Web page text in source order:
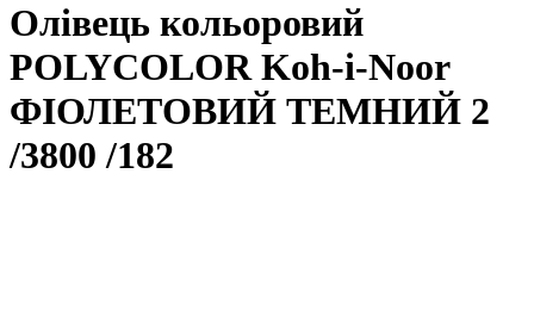
Олівець кольоровий
POLYCOLOR Koh-i-Noor
ФІОЛЕТОВИЙ ТЕМНИЙ 2
/3800 /182